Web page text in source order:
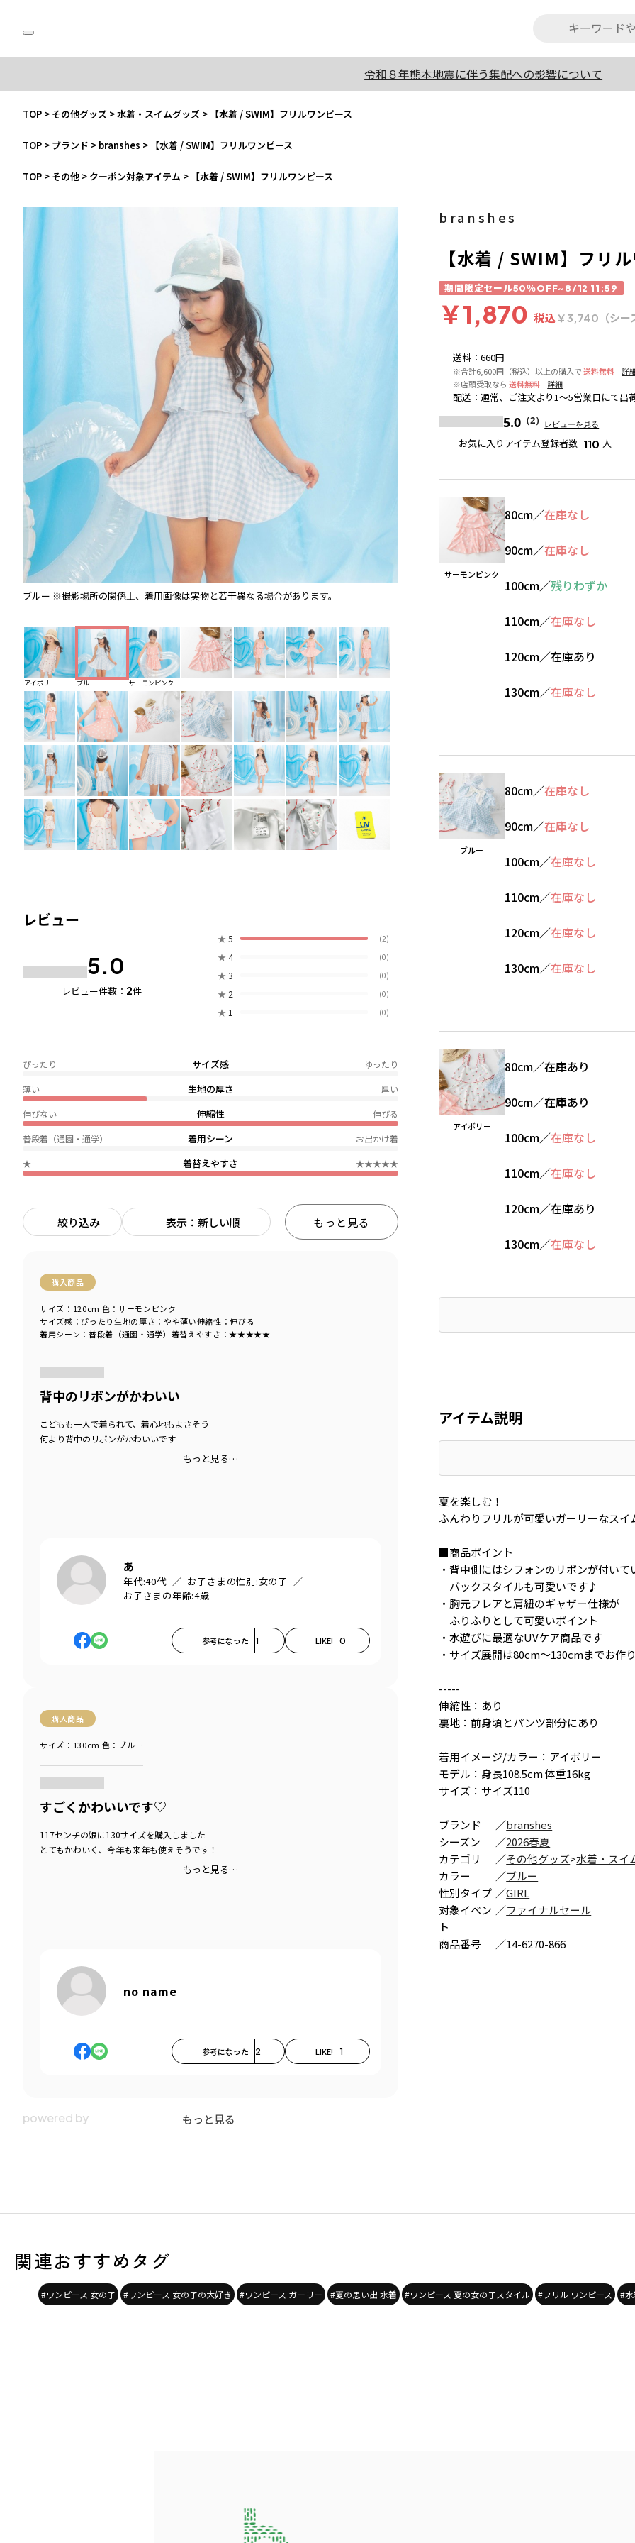
令和８年熊本地震に伴う集配への影響について
TOP > その他グッズ >水着・スイムグッズ > 【水着 / SWIM】フリルワンピース
TOP > ブランド > branshes > 【水着 / SWIM】フリルワンピース
TOP > その他 > クーポン対象アイテム > 【水着 / SWIM】フリルワンピース
ブルー ※撮影場所の関係上、着用画像は実物と若干異なる場合があります。 ※撮影場所の関係上、着用画像は実物と
アイボリー ブルー サーモンピンク
レビュー
5.0
レビュー件数： 2件
★ 5 (2)
★ 4 (0)
★ 3 (0)
★ 2 (0)
★ 1 (0)
サイズ感
ぴったり ゆったり
生地の厚さ
薄い 厚い
伸縮性
伸びない 伸びる
着用シーン
普段着（通園・通学） お出かけ着
着替えやすさ
★ ★★★★★
絞り込み 表示：新しい順 もっと見る
購入商品
サイズ感 ：ぴったり 生地の厚さ ：やや薄い伸縮性 ：伸びる
着用シーン ：普段着（通園・通学） 着替えやすさ ：★★★★★
サイズ：120cm 色：サーモンピンク
背中のリボンがかわいい
こどもも一人で着られて、着心地もよさそう
何より背中のリボンがかわいいです
もっと見る…
あ
年代:40代 お子さまの性別:女の子
お子さまの年齢:4歳
参考になった 1 LIKE! 0
購入商品
サイズ：130cm 色：ブルー
すごくかわいいです♡
117センチの娘に130サイズを購入しました
とてもかわいく、今年も来年も使えそうです！
もっと見る…
no name
参考になった 2 LIKE! 1
もっと見る
送料 ：660円
※合計6,600円（税込）以上の購入で 送料無料
詳
※店頭受取なら 送料無料 詳細
配送 ：通常、ご注文より1～5営業日にて出
5.0 （2） レビューを見る
お気に入りアイテム登録者数 110 人
branshes
【水着 / SWIM】フリ
期間限定セール50％OFF~8/12 11:59
￥1,870 税込￥3,740 （シ
サーモンピンク
80cm／在庫なし
90cm／在庫なし
100cm／残りわずか
110cm／在庫なし
120cm／在庫あり
130cm／在庫なし
ブルー
80cm／在庫なし
90cm／在庫なし
100cm／在庫なし
110cm／在庫なし
120cm／在庫なし
130cm／在庫なし
アイボリー
80cm／在庫あり
90cm／在庫あり
100cm／在庫なし
110cm／在庫なし
120cm／在庫あり
130cm／在庫なし
アイテム説明
夏を楽しむ！
ふんわりフリルが可愛いガーリーなス
■商品ポイント
・背中側にはシフォンのリボンが付いて
バックスタイルも可愛いです♪
・胸元フレアと肩紐のギャザー仕様が
ふりふりとして可愛いポイント
・水遊びに最適なUVケア商品です
・サイズ展開は80cm～130cmまでお作
-----
伸縮性：あり
裏地：前身頃とパンツ部分にあり
着用イメージ/カラー：アイボリー
モデル：身長108.5cm 体重16kg
サイズ：サイズ110
ブランド ／branshes
シーズン
／2026春夏
カテゴリ
／その他グッズ>水着・スイ
カラー
／ブルー
性別タイプ ／GIRL
対象イベン
ト
／ファイナルセール
商品番号 ／14-6270-866
関連おすすめタグ
#ワンピース 女の子 #ワンピース 女の子の大好き #ワンピース ガーリー #夏の思い出 水着 #ワンピース 夏の女の子スタイル #フリル ワンピース #水